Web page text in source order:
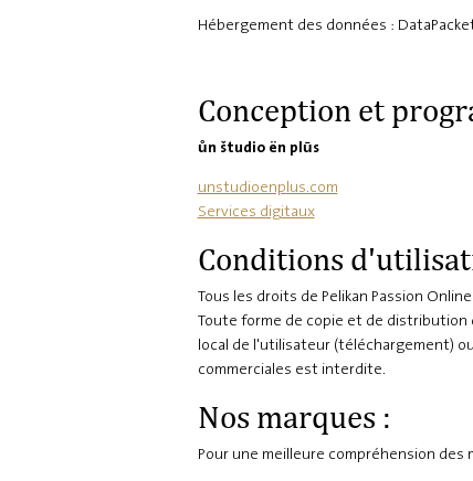
Hébergement des données :
Conception et
ůn študio ën plūs
unstudioenplus.com
Services digitaux
Conditions
Tous les droits de Pelikan Passion
Toute forme de copie et de distribution
local de l'utilisateur (téléchargement)
commerciales est interdite.
Nos marques :
Pour une meilleure compréhension des